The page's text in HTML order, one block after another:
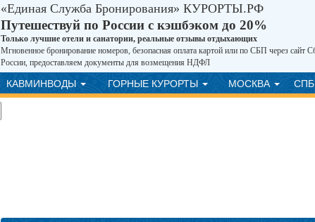
«Единая Служба Бронирования» КУРОРТЫ.РФ
Путешествуй по России с кэшбэком до 20%
Только лучшие отели и санатории, реальные отзывы отдыхающих
Мгновенное бронирование номеров, безопасная оплата картой или по СБП через сайт
России, предоставляем документы для возмещения НДФЛ
КАВМИНВОДЫ ГОРНЫЕ КУРОРТЫ МОСКВА СПБ